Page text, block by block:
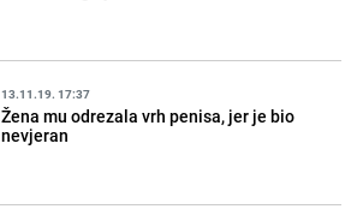
13.11.19. 17:37
Žena mu odrezala vrh penisa, jer je bio
nevjeran